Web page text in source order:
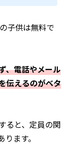
子供は無料で
、電話やメール
伝えるのがベタ
ると、定員の関
ます。